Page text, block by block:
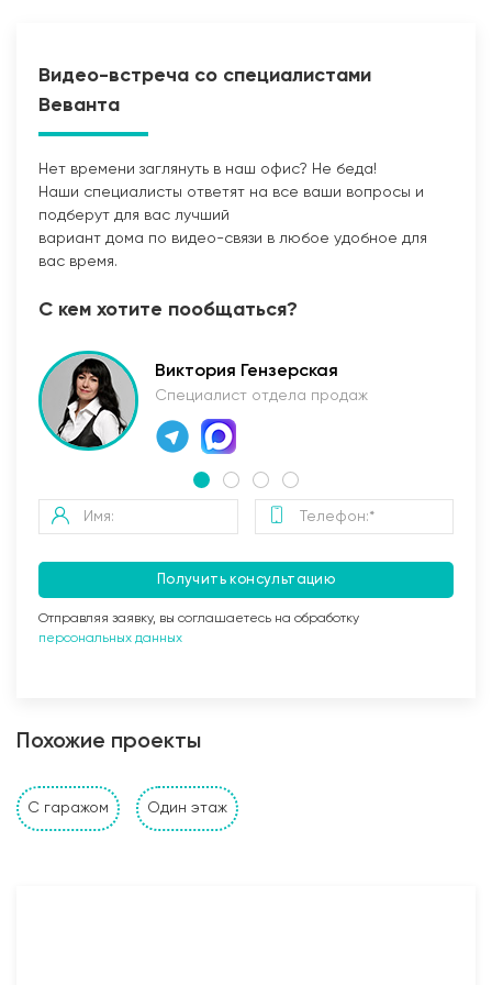
Стены и перегородки дома
1. Наружные и внутренние несущие стены выполнены
Видео-встреча со специалистами
Веванта
Нет времени заглянуть в наш офис? Не беда!
Наши специалисты ответят на все ваши вопросы и
подберут для вас лучший
вариант дома по видео-связи в любое удобное для
вас время.
С кем хотите пообщаться?
Виктория Гензерская
Специалист отдела продаж
Получить консультацию
Отправляя заявку, вы соглашаетесь на обработку
персональных данных
Похожие проекты
С гаражом Один этаж